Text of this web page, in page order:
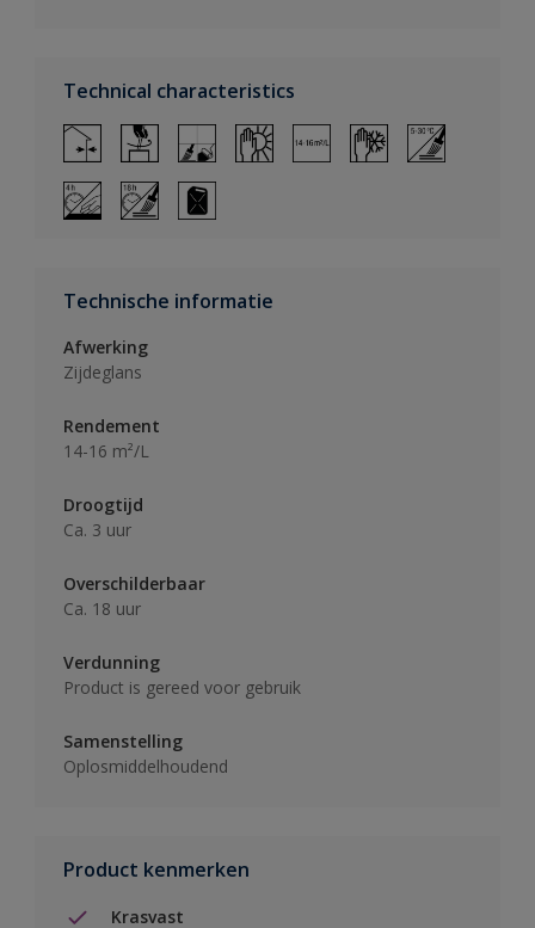
Technical characteristics
Technische informatie
Afwerking
Zijdeglans
Rendement
14-16 m²/L
Droogtijd
Ca. 3 uur
Overschilderbaar
Ca. 18 uur
Verdunning
Product is gereed voor gebruik
Samenstelling
Oplosmiddelhoudend
Product kenmerken
Krasvast